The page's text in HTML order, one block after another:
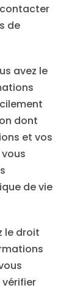
de
avez le
dont
et vos
de vie
le droit